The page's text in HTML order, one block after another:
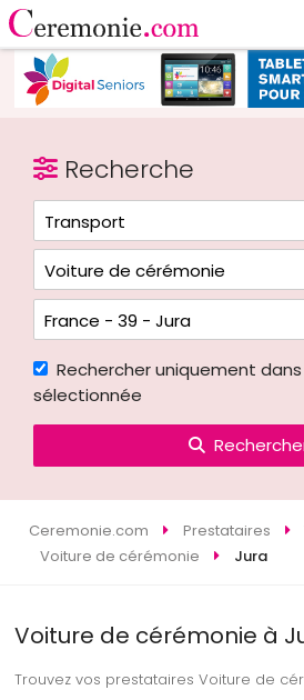
Recherche
Rechercher uniquement
sélectionnée
Ceremonie.com Prestataires
Voiture de cérémonie
Jura
Voiture de cérémonie à
Trouvez vos prestataires Voiture de